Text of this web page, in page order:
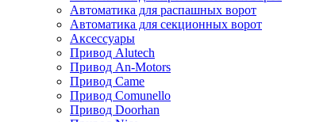
Автоматика для распашных ворот
Автоматика для секционных ворот
Аксессуары
Привод Alutech
Привод An-Motors
Привод Came
Привод Comunello
Привод Doorhan